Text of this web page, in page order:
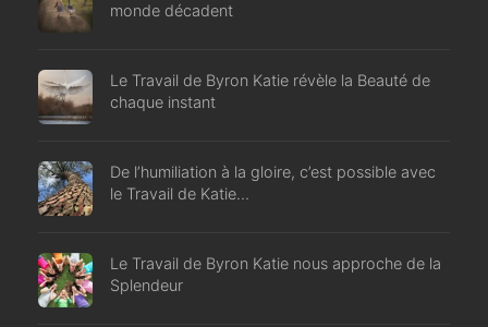
monde décadent
Le Travail de Byron Katie révèle la Beauté de
chaque instant
De l’humiliation à la gloire, c’est possible avec
le Travail de Katie…
Le Travail de Byron Katie nous approche de la
Splendeur